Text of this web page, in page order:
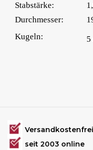
Stabstärke:
Durchmesser:
Kugeln:
5
Versandkostenfrei
seit 2003 online